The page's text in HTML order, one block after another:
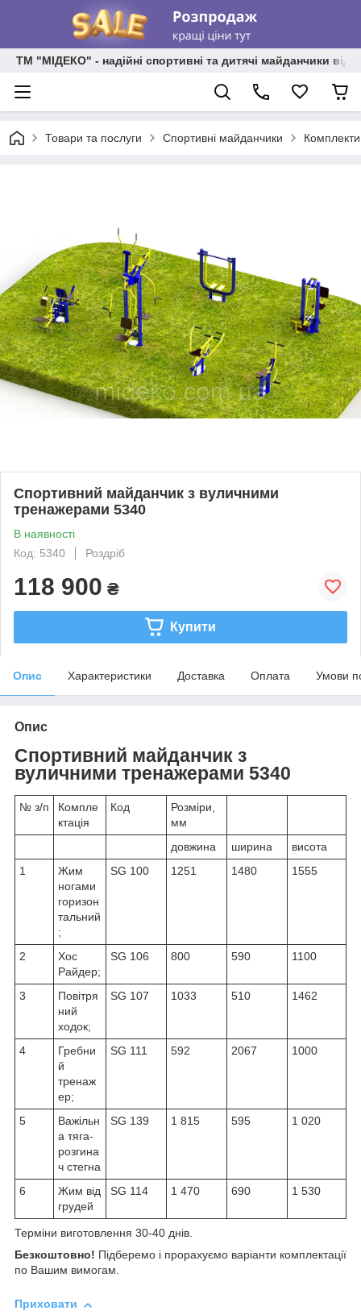
ТМ "МІДЕКО" - надійні спортивні та дитячі майданчики від
Товари та послуги Спортивні майданчики
Спортивний майданчик з вуличними
тренажерами 5340
В наявності
Код: 5340
Роздріб
118 900 ₴
Купити
Опис Характеристики Доставка Оплата Умови
Опис
Спортивний майданчик з
вуличними тренажерами 5340
№ з/п
Компле
ктація
Код
Розміри,
мм
довжина
ширина
висота
1
Жим
ногами
горизон
тальний
;
SG 100 1251 1480 1555
2
Хос
Райдер;
SG 106 800 590 1100
3
Повітря
ний
ходок;
SG 107 1033 510 1462
4
Гребни
й
тренаж
ер;
SG 111 592 2067 1000
5
Важільн
а тяга-
розгина
ч стегна
SG 139 1 815 595 1 020
6
Жим від
грудей
SG 114 1 470 690 1 530
Терміни виготовлення 30-40 днів.
Безкоштовно! Підберемо і прорахуємо варіанти комплектації
по Вашим вимогам.
Приховати